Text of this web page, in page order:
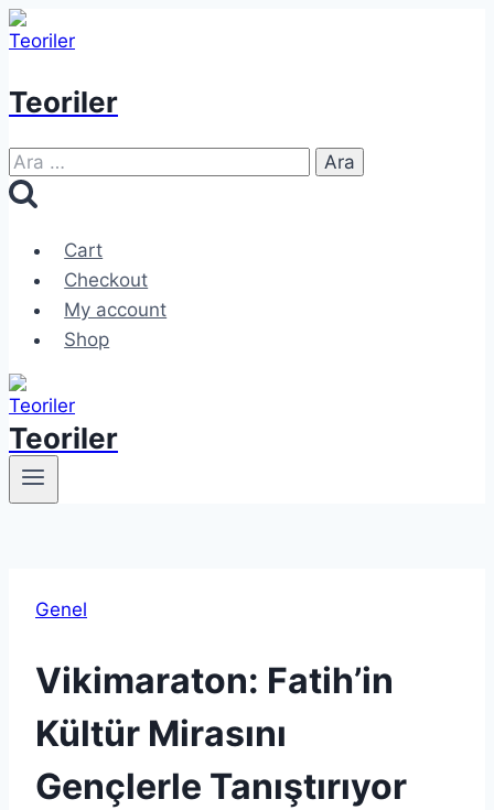
Skip
to
Teoriler
Arama:
Cart
Checkout
My account
Shop
Teoriler
Genel
Vikimaraton: Fatih’in
Kültür Mirasını
Gençlerle Tanıştırıyor